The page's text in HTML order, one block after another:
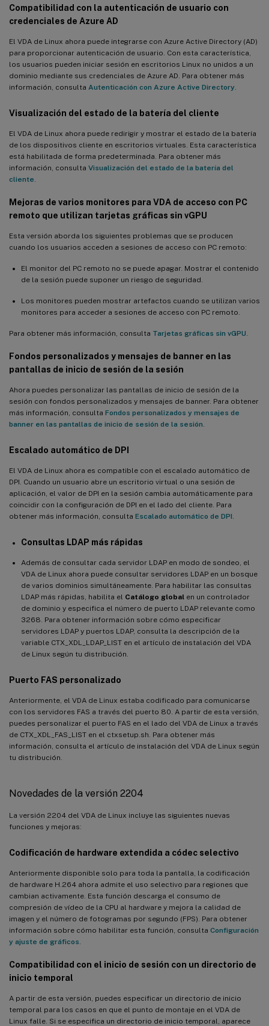
Compatibilidad con la autenticación de usuario con
credenciales de Azure AD
El VDA de Linux ahora puede integrarse con Azure Active Directory (AD)
para proporcionar autenticación de usuario. Con esta característica,
los usuarios pueden iniciar sesión en escritorios Linux no unidos a un
dominio mediante sus credenciales de Azure AD. Para obtener más
información, consulta Autenticación con Azure Active Directory
Visualización del estado de la batería del cliente
El VDA de Linux ahora puede redirigir y mostrar el estado de la batería
de los dispositivos cliente en escritorios virtuales. Esta característica
está habilitada de forma predeterminada. Para obtener más
información, consulta Visualización del estado de la batería del
cliente
Mejoras de varios monitores para VDA de acceso con PC
remoto que utilizan tarjetas gráficas sin vGPU
Esta versión aborda los siguientes problemas que se producen
cuando los usuarios acceden a sesiones de acceso con PC remoto:
El monitor del PC remoto no se puede apagar. Mostrar el contenido
de la sesión puede suponer un riesgo de seguridad.
Los monitores pueden mostrar artefactos cuando se utilizan varios
monitores para acceder a sesiones de acceso con PC remoto.
Para obtener más información, consulta Tarjetas gráficas sin vGPU
Fondos personalizados y mensajes de banner en las
pantallas de inicio de sesión de la sesión
Ahora puedes personalizar las pantallas de inicio de sesión de la
sesión con fondos personalizados y mensajes de banner. Para obtener
más información, consulta Fondos personalizados y mensajes de
banner en las pantallas de inicio de sesión de la sesión
Escalado automático de DPI
El VDA de Linux ahora es compatible con el escalado automático de
DPI. Cuando un usuario abre un escritorio virtual o una sesión de
aplicación, el valor de DPI en la sesión cambia automáticamente para
coincidir con la configuración de DPI en el lado del cliente. Para
obtener más información, consulta Escalado automático de DPI
Consultas LDAP más rápidas
Además de consultar cada servidor LDAP en modo de sondeo, el
VDA de Linux ahora puede consultar servidores LDAP en un bosque
de varios dominios simultáneamente. Para habilitar las consultas
LDAP más rápidas, habilita el Catálogo global en un controlador
de dominio y especifica el número de puerto LDAP relevante como
3268. Para obtener información sobre cómo especificar
servidores LDAP y puertos LDAP, consulta la descripción de la
variable CTX_XDL_LDAP_LIST en el artículo de instalación del VDA
de Linux según tu distribución.
Puerto FAS personalizado
Anteriormente, el VDA de Linux estaba codificado para comunicarse
con los servidores FAS a través del puerto 80. A partir de esta versión,
puedes personalizar el puerto FAS en el lado del VDA de Linux a través
de CTX_XDL_FAS_LIST en el ctxsetup.sh. Para obtener más
información, consulta el artículo de instalación del VDA de Linux según
tu distribución.
Novedades de la versión 2204
La versión 2204 del VDA de Linux incluye las siguientes nuevas
funciones y mejoras:
Codificación de hardware extendida a códec selectivo
Anteriormente disponible solo para toda la pantalla, la codificación
de hardware H.264 ahora admite el uso selectivo para regiones que
cambian activamente. Esta función descarga el consumo de
compresión de vídeo de la CPU al hardware y mejora la calidad de
imagen y el número de fotogramas por segundo (FPS). Para obtener
información sobre cómo habilitar esta función, consulta Configuración
y ajuste de gráficos
Compatibilidad con el inicio de sesión con un directorio de
inicio temporal
A partir de esta versión, puedes especificar un directorio de inicio
temporal para los casos en que el punto de montaje en el VDA de
Linux falle. Si se especifica un directorio de inicio temporal, aparece